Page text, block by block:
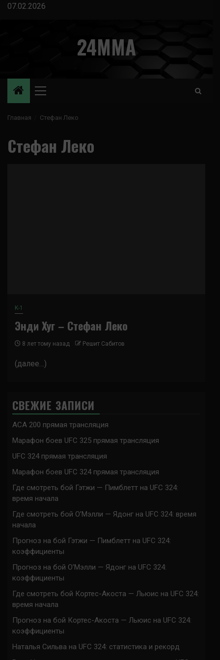
Перейти
07.02.2026
24MMA
Основное
Главная Стефан Леко
Стефан Леко
K-1
Энди Хуг – Стефан Леко
8 лет тому назад Решит Сабитов
(далее…)
СВЕЖИЕ ЗАПИСИ
ACA 200 прямая трансляция
Марафон боев UFC 325 прямая трансляция
UFC 324 прямая трансляция
Марафон боев UFC 324 прямая трансляция
Где смотреть бой Гэтжи — Пимблетт на UFC 324:
время начала
Где смотреть бой О’Мэлли — Ядонг на UFC 324: время
начала
Прогноз на бой Гэтжи — Пимблетт на UFC 324:
коэффициенты
Прогноз на бой О’Мэлли — Ядонг на UFC 324:
коэффициенты
Где смотреть бой Кортес-Акоста — Льюис на UFC 324:
время начала
Прогноз на бой Кортес-Акоста — Льюис на UFC 324:
коэффициенты
Наталья Сильва на UFC 324: статистика и рекорд